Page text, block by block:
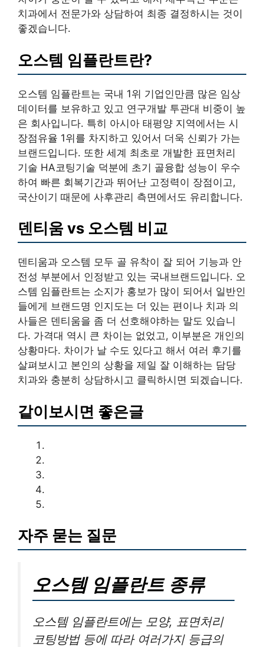
치과에서 전문가와 상담하여 최종 결정하시는 것이
좋겠습니다.
오스템 임플란트란?
오스템 임플란트는 국내 1위 기업인만큼 많은 임상
데이터를 보유하고 있고 연구개발 투관대 비중이 높
은 회사입니다. 특히 아시아 태평양 지역에서는 시
장점유율 1위를 차지하고 있어서 더욱 신뢰가 가는
브랜드입니다. 또한 세계 최초로 개발한 표면처리
기술 HA코팅기술 덕분에 초기 골융합 성능이 우수
하여 빠른 회복기간과 뛰어난 고정력이 장점이고,
국산이기 때문에 사후관리 측면에서도 유리합니다.
덴티움 vs 오스템 비교
덴티움과 오스템 모두 골 유착이 잘 되어 기능과 안
전성 부분에서 인정받고 있는 국내브랜드입니다. 오
스템 임플란트는 소지가 홍보가 많이 되어서 일반인
들에게 브랜드명 인지도는 더 있는 편이나 치과 의
사들은 덴티움을 좀 더 선호해야하는 말도 있습니
다. 가격대 역시 큰 차이는 없었고, 이부분은 개인의
상황마다. 차이가 날 수도 있다고 해서 여러 후기를
살펴보시고 본인의 상황을 제일 잘 이해하는 담당
치과와 충분히 상담하시고 클릭하시면 되겠습니다.
같이보시면 좋은글
자주 묻는 질문
오스템 임플란트 종류
오스템 임플란트에는 모양, 표면처리
코팅방법 등에 따라 여러가지 등급의